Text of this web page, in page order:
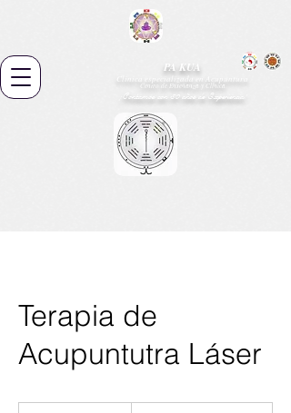
PA KUA
Clínica especializada en Acupuntura
Centro de Enseñanza y Clínica
¡Contamos con 30 años de Experiencia!
Terapia de
Acupuntutra Láser